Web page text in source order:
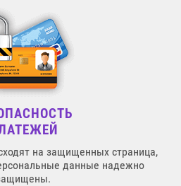
на защищенных страница,
данные надежно